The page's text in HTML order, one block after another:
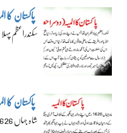
پاکستان
سکندراعظم
پاکستان کا
شاہ جہاں 1626ء میں اپنے والد جہانگیر کے خلاف آخری…